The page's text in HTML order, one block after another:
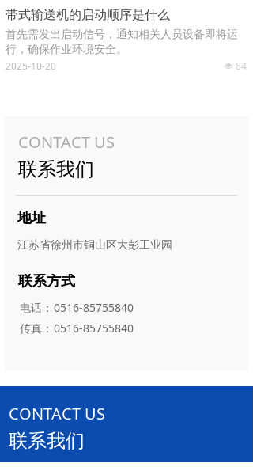
进行矿山采集需要使用到的一种设备，能够起到
良好的支撑作用，减少人们大量的劳动力，下面
为大家介绍下单体液压支柱出现损坏的原因。
带式输送机的启动顺序是什么
首先需发出启动信号，通知相关人员设备即将运
行，确保作业环境安全。
넶 84
2025-10-20
CONTACT US
联系我们
地址
江苏省徐州市铜山区大彭工业园
联系方式
电话： 0516-85755840
传真： 0516-85755840
CONTACT US
联系我们